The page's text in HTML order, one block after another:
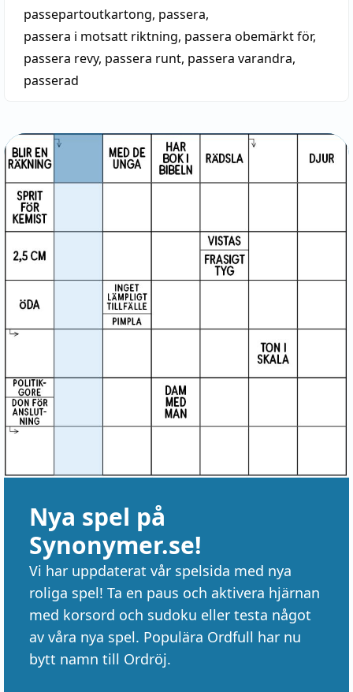
passepartoutkartong, passera,
passera i motsatt riktning, passera obemärkt för,
passera revy, passera runt, passera varandra,
passerad
Nya spel på
Synonymer.se!
Vi har uppdaterat vår spelsida med nya
roliga spel! Ta en paus och aktivera hjärnan
med korsord och sudoku eller testa något
av våra nya spel. Populära Ordfull har nu
bytt namn till Ordröj.